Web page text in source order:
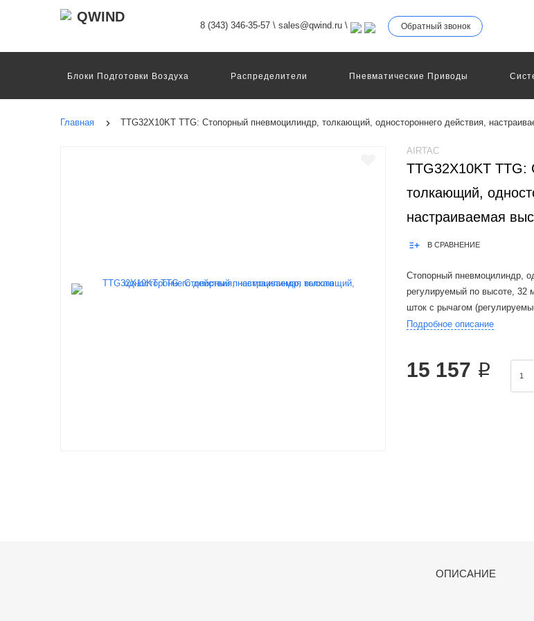
8 (343) 346-35-57 \ sales@qwind.ru \ Обратный звонок
Блоки Подготовки Воздуха Распределители Пневматические Приводы
Motion Terminal
Системы Перемещения Технология Управления
Главная TTG32X10KT TTG: Стопорный пневмоцилиндр, толкающий, одностороннего действия,
AIRTAC
TTG32X10KT
толкающий,
настраиваемая
В СРАВНЕНИЕ
Стопорный пневмоцилиндр,
регулируемый по высоте, 32
шток с рычагом
Подробное описание
15 157 ₽
ОПИСАНИЕ